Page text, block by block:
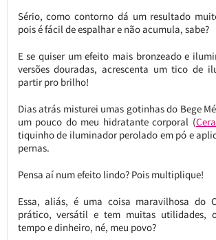
Sério, como contorno dá um resultado
pois é fácil de espalhar e não acumula, sabe?
E se quiser um efeito mais bronzeado e
versões douradas, acrescenta um tico de
partir pro brilho!
Dias atrás misturei umas gotinhas do Bege
um pouco do meu hidratante corporal (
tiquinho de iluminador perolado em pó e
pernas.
Pensa aí num efeito lindo? Pois multiplique!
Essa, aliás, é uma coisa maravilhosa do
prático, versátil e tem muitas utilidades,
tempo e dinheiro, né, meu povo?